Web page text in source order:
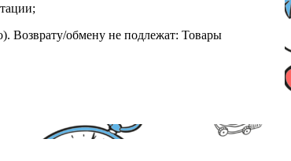
Возврату/обмену не подлежат: Товары